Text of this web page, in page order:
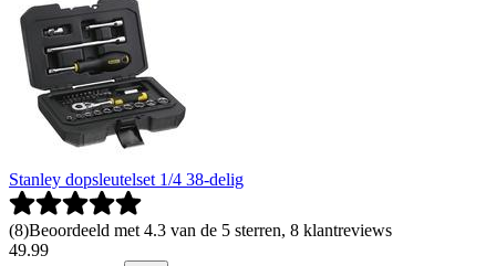
Stanley dopsleutelset 1/4 38-delig
(8)Beoordeeld met 4.3 van de 5 sterren, 8 klantreviews
49.99